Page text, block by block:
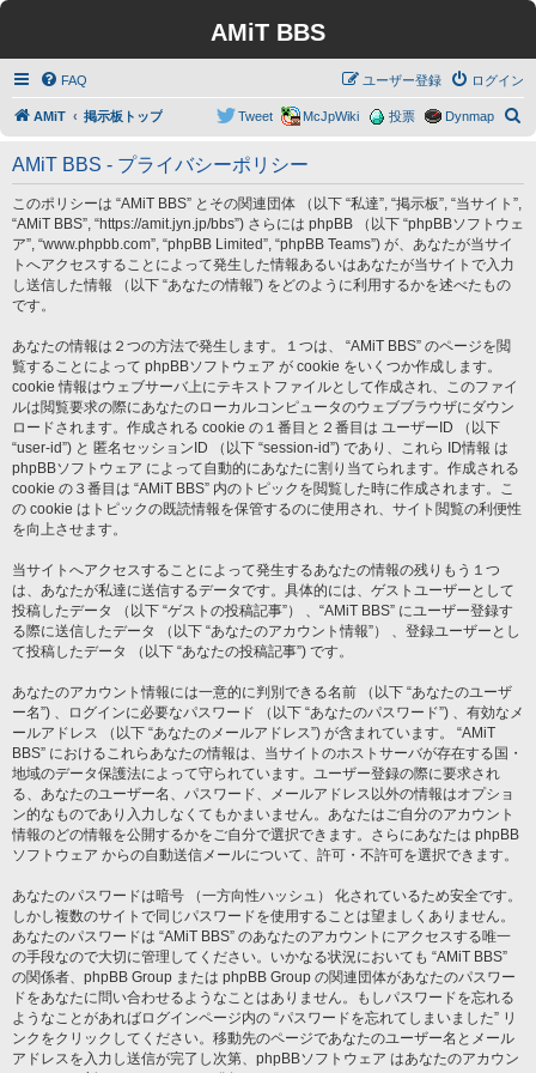
AMiT BBS
FAQ ログイン
ユーザー登録
AMiT 掲示板トップ Dynmap
投票
McJpWiki
Tweet
AMiT BBS - プライバシーポリシー
このポリシーは “AMiT BBS” とその関連団体 （以下 “私達”, “掲示板”, “当サイト”,
“AMiT BBS”, “https://amit.jyn.jp/bbs”) さらには phpBB （以下 “phpBBソフトウェ
ア”, “www.phpbb.com”, “phpBB Limited”, “phpBB Teams”) が、あなたが当サイ
トへアクセスすることによって発生した情報あるいはあなたが当サイトで入力
し送信した情報 （以下 “あなたの情報”) をどのように利用するかを述べたもの
です。
あなたの情報は２つの方法で発生します。１つは、 “AMiT BBS” のページを閲
覧することによって phpBBソフトウェア が cookie をいくつか作成します。
cookie 情報はウェブサーバ上にテキストファイルとして作成され、このファイ
ルは閲覧要求の際にあなたのローカルコンピュータのウェブブラウザにダウン
ロードされます。作成される cookie の１番目と２番目は ユーザーID （以下
“user-id”) と 匿名セッションID （以下 “session-id”) であり、これら ID情報 は
phpBBソフトウェア によって自動的にあなたに割り当てられます。作成される
cookie の３番目は “AMiT BBS” 内のトピックを閲覧した時に作成されます。こ
の cookie はトピックの既読情報を保管するのに使用され、サイト閲覧の利便性
を向上させます。
当サイトへアクセスすることによって発生するあなたの情報の残りもう１つ
は、あなたが私達に送信するデータです。具体的には、ゲストユーザーとして
投稿したデータ （以下 “ゲストの投稿記事”） 、“AMiT BBS” にユーザー登録す
る際に送信したデータ （以下 “あなたのアカウント情報”） 、登録ユーザーとし
て投稿したデータ （以下 “あなたの投稿記事”) です。
あなたのアカウント情報には一意的に判別できる名前 （以下 “あなたのユーザ
ー名”) 、ログインに必要なパスワード （以下 “あなたのパスワード”) 、有効なメ
ールアドレス （以下 “あなたのメールアドレス”) が含まれています。 “AMiT
BBS” におけるこれらあなたの情報は、当サイトのホストサーバが存在する国・
地域のデータ保護法によって守られています。ユーザー登録の際に要求され
る、あなたのユーザー名、パスワード、メールアドレス以外の情報はオプショ
ン的なものであり入力しなくてもかまいません。あなたはご自分のアカウント
情報のどの情報を公開するかをご自分で選択できます。さらにあなたは phpBB
ソフトウェア からの自動送信メールについて、許可・不許可を選択できます。
あなたのパスワードは暗号 （一方向性ハッシュ） 化されているため安全です。
しかし複数のサイトで同じパスワードを使用することは望ましくありません。
あなたのパスワードは “AMiT BBS” のあなたのアカウントにアクセスする唯一
の手段なので大切に管理してください。いかなる状況においても “AMiT BBS”
の関係者、phpBB Group または phpBB Group の関連団体があなたのパスワー
ドをあなたに問い合わせるようなことはありません。もしパスワードを忘れる
ようなことがあればログインページ内の “パスワードを忘れてしまいました” リ
ンクをクリックしてください。移動先のページであなたのユーザー名とメール
アドレスを入力し送信が完了し次第、phpBBソフトウェア はあなたのアカウン